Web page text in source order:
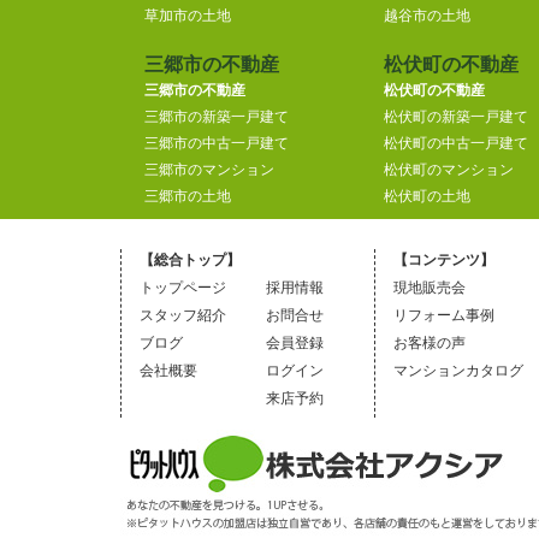
草加市の土地
越谷市の土地
三郷市の不動産
三郷市の不動産
三郷市の新築一戸建て
三郷市の中古一戸建て
三郷市のマンション
三郷市の土地
松伏町の不動産
松伏町の不動産
松伏町の新築一戸建て
松伏町の中古一戸建て
松伏町のマンション
松伏町の土地
【総合トップ】
トップページ
スタッフ紹介
ブログ
会社概要
採用情報
お問合せ
会員登録
ログイン
来店予約
【コンテンツ】
現地販売会
リフォーム事例
お客様の声
マンションカタログ